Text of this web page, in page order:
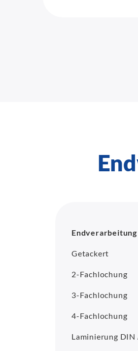
Endverarbeitung
Getackert
2-Fachlochung
3-Fachlochung
4-Fachlochung
Laminierung DIN